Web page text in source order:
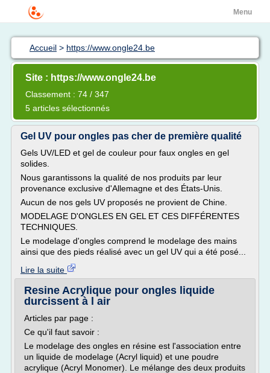
Menu
Accueil > https://www.ongle24.be
Site : https://www.ongle24.be
Classement : 74 / 347
5 articles sélectionnés
Gel UV pour ongles pas cher de première qualité
Gels UV/LED et gel de couleur pour faux ongles en gel
solides.
Nous garantissons la qualité de nos produits par leur
provenance exclusive d'Allemagne et des États-Unis.
Aucun de nos gels UV proposés ne provient de Chine.
MODELAGE D'ONGLES EN GEL ET CES DIFFÉRENTES
TECHNIQUES.
Le modelage d'ongles comprend le modelage des mains
ainsi que des pieds réalisé avec un gel UV qui a été posé...
Lire la suite
Resine Acrylique pour ongles liquide
durcissent à l air
Articles par page :
Ce qu'il faut savoir :
Le modelage des ongles en résine est l'association entre
un liquide de modelage (Acryl liquid) et une poudre
acrylique (Acryl Monomer). Le mélange des deux produits